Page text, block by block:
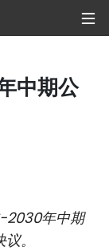
中期公
2030年中期
。